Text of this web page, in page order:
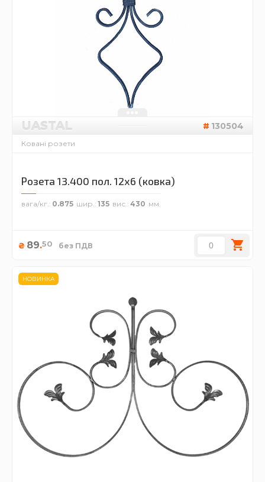
UASTAL 130504
Ковані розети
Розета 13.400 пол. 12х6 (ковка)
вага/кг. 0.875 шир. 135 вис. 430
₴ 89.50 без ПДВ
НОВИНКА